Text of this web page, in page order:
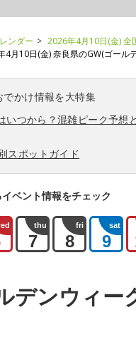
ンダー
2026年4月10日(金) 全
4月10日(金) 奈良県のGW(ゴール
でかけ情報を大特集
いつから？混雑ピーク予想
スポットガイド
ベント情報をチェック
thu
7
fri
8
sat
9
デンウィー